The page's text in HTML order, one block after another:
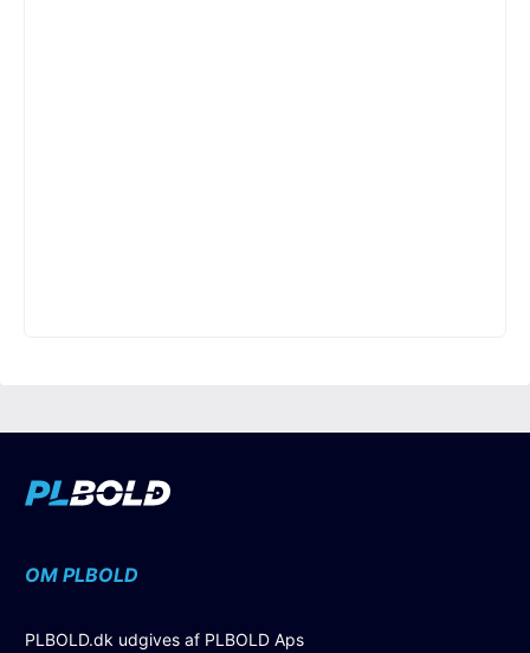
OM PLBOLD
PLBOLD.dk udgives af PLBOLD Aps